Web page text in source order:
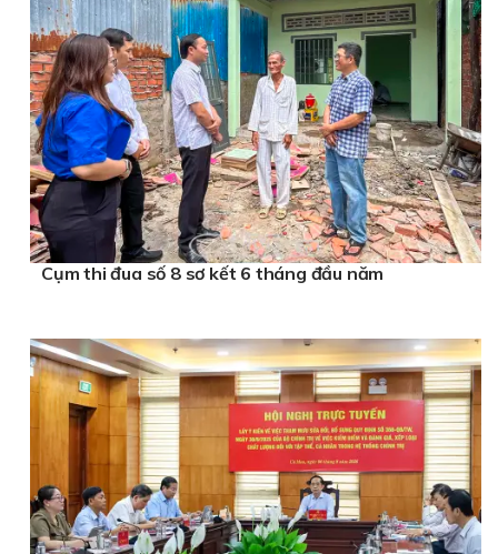
Cụm thi đua số 8 sơ kết 6 tháng đầu năm